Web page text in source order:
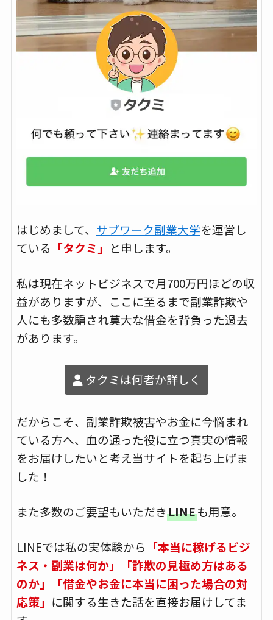
はじめまして、 サブワーク副業大学を運営し
ている 「タクミ」 と申します。
私は現在ネットビジネスで月700万円ほどの収
益がありますが、ここに至るまで副業詐欺や
人にも多数騙され莫大な借金を背負った過去
があります。
タクミは何者か詳しく
だからこそ、副業詐欺被害やお金に今悩まれ
ている方へ、血の通った役に立つ真実の情報
をお届けしたいと考え当サイトを起ち上げま
した！
また多数のご要望もいただきLINEも用意。
LINEでは私の実体験から 「本当に稼げるビジ
ネス・副業は何か」「詐欺の見極め方はある
のか」「借金やお金に本当に困った場合の対
応策」 に関する生きた話を直接お届けしてま